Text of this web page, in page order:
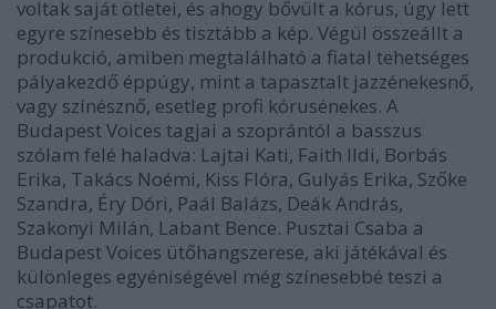
voltak saját ötletei, és ahogy bővült a kórus, úgy lett
egyre színesebb és tisztább a kép. Végül összeállt a
produkció, amiben megtalálható a fiatal tehetséges
pályakezdő éppúgy, mint a tapasztalt jazzénekesnő,
vagy színésznő, esetleg profi kórusénekes. A
Budapest Voices tagjai a szoprántól a basszus
szólam felé haladva: Lajtai Kati, Faith Ildi, Borbás
Erika, Takács Noémi, Kiss Flóra, Gulyás Erika, Szőke
Szandra, Éry Dóri, Paál Balázs, Deák András,
Szakonyi Milán, Labant Bence. Pusztai Csaba a
Budapest Voices ütőhangszerese, aki játékával és
különleges egyéniségével még színesebbé teszi a
csapatot.